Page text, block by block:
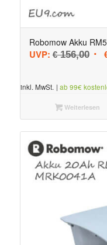
Robomow Akku
UVP: €156,00
inkl. MwSt. | ab 99€
Weiterlesen